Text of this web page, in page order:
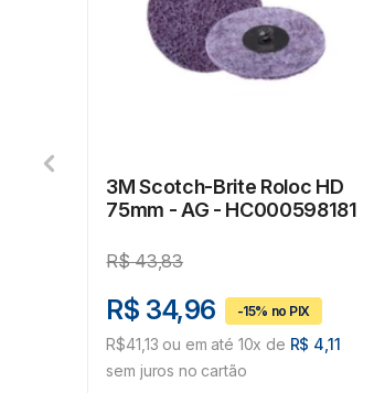
3M Scotch-Brite Roloc HD
75mm - AG - HC000598181
R$43,83
R$ 34,96
R$41,13 ou em até 10x de R$ 4,11
sem juros no cartão